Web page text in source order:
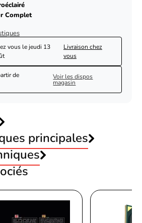
Complet
vous le jeudi 13
Livraison chez
vous
de
Voir les dispos
magasin
ARGB - Serenity 360
Bon Etat
principales
Contrôleur RGB intégré
Intel LGA